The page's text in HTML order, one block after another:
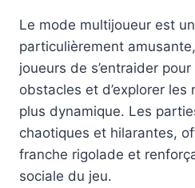
Le mode multijoueur est
particulièrement
joueurs de s’entraider
obstacles et d’explorer les
plus dynamique. Les
chaotiques et hilarantes,
franche rigolade et
sociale du jeu.